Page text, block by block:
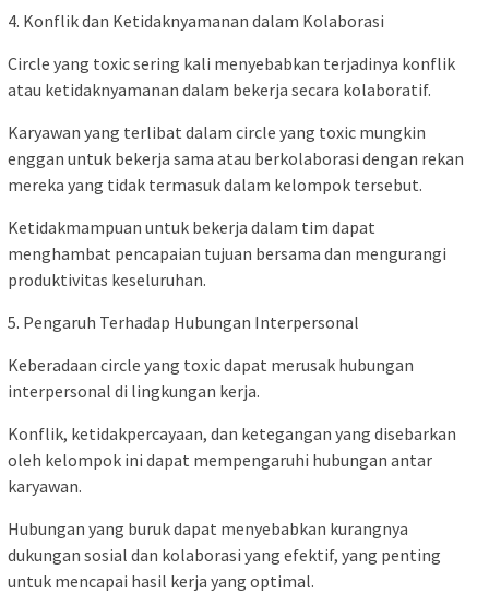
4. Konflik dan Ketidaknyamanan dalam Kolaborasi
Circle yang toxic sering kali menyebabkan terjadinya konflik
atau ketidaknyamanan dalam bekerja secara kolaboratif.
Karyawan yang terlibat dalam circle yang toxic mungkin
enggan untuk bekerja sama atau berkolaborasi dengan rekan
mereka yang tidak termasuk dalam kelompok tersebut.
Ketidakmampuan untuk bekerja dalam tim dapat
menghambat pencapaian tujuan bersama dan mengurangi
produktivitas keseluruhan.
5. Pengaruh Terhadap Hubungan Interpersonal
Keberadaan circle yang toxic dapat merusak hubungan
interpersonal di lingkungan kerja.
Konflik, ketidakpercayaan, dan ketegangan yang disebarkan
oleh kelompok ini dapat mempengaruhi hubungan antar
karyawan.
Hubungan yang buruk dapat menyebabkan kurangnya
dukungan sosial dan kolaborasi yang efektif, yang penting
untuk mencapai hasil kerja yang optimal.